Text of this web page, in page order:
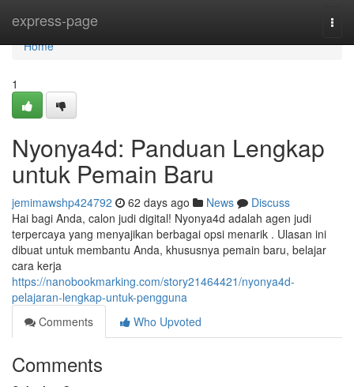
express-page
Home
Home
1
Nyonya4d: Panduan Lengkap
untuk Pemain Baru
jemimawshp424792 62 days ago News
Discuss
Hai bagi Anda, calon judi digital! Nyonya4d adalah agen judi
terpercaya yang menyajikan berbagai opsi menarik . Ulasan ini
dibuat untuk membantu Anda, khususnya pemain baru, belajar
cara kerja
https://nanobookmarking.com/story21464421/nyonya4d-
pelajaran-lengkap-untuk-pengguna
Comments
Who Upvoted
Comments